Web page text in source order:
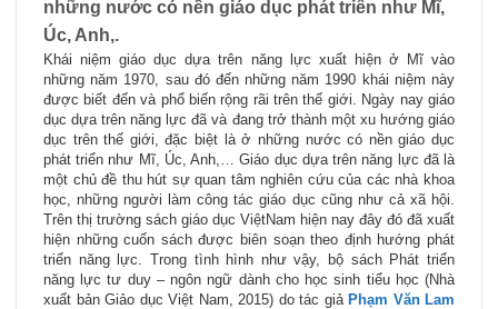
những nước có nền giáo dục phát triển như Mĩ,
Úc, Anh,.
Khái niệm giáo dục dựa trên năng lực xuất hiện ở Mĩ vào
những năm 1970, sau đó đến những năm 1990 khái niệm này
được biết đến và phổ biến rộng rãi trên thế giới. Ngày nay giáo
dục dựa trên năng lực đã và đang trở thành một xu hướng giáo
dục trên thế giới, đặc biệt là ở những nước có nền giáo dục
phát triển như Mĩ, Úc, Anh,… Giáo dục dựa trên năng lực đã là
một chủ đề thu hút sự quan tâm nghiên cứu của các nhà khoa
học, những người làm công tác giáo dục cũng như cả xã hội.
Trên thị trường sách giáo dục ViệtNam hiện nay đây đó đã xuất
hiện những cuốn sách được biên soạn theo định hướng phát
triển năng lực. Trong tình hình như vậy, bộ sách Phát triển
năng lực tư duy – ngôn ngữ dành cho học sinh tiểu học (Nhà
xuất bản Giảo dục Việt Nam, 2015) do tác giả Phạm Văn Lam